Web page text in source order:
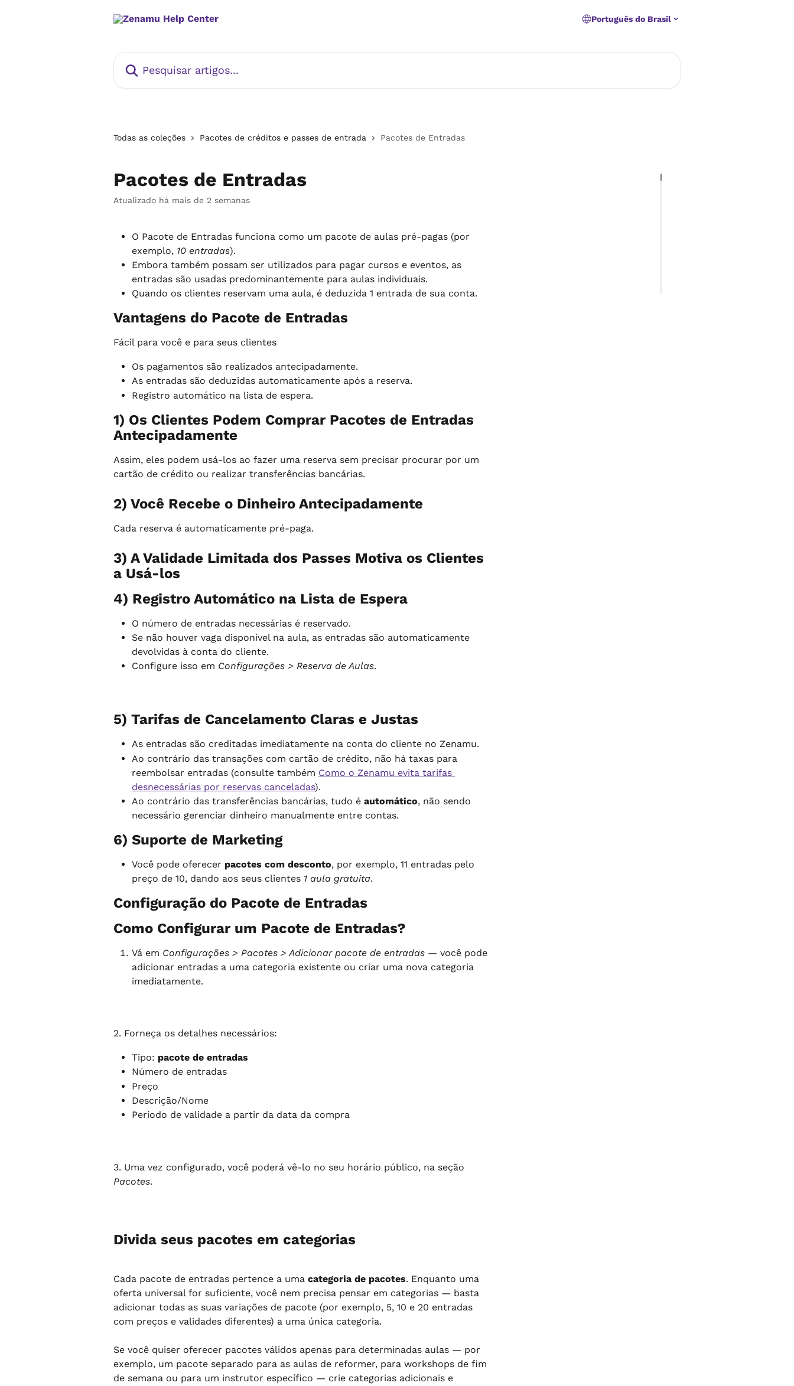
Português do Brasil
Todas as coleções Pacotes de créditos e passes de entrada Pacotes de Entradas
Pacotes de Entradas
Atualizado há mais de 2 semanas
O Pacote de Entradas funciona como um pacote de aulas pré-pagas (por
exemplo, 10 entradas).
Embora também possam ser utilizados para pagar cursos e eventos, as
entradas são usadas predominantemente para aulas individuais.
Quando os clientes reservam uma aula, é deduzida 1 entrada de sua conta.
Vantagens do Pacote de Entradas
Fácil para você e para seus clientes
Os pagamentos são realizados antecipadamente.
As entradas são deduzidas automaticamente após a reserva.
Registro automático na lista de espera.
1) Os Clientes Podem Comprar Pacotes de Entradas
Antecipadamente
Assim, eles podem usá-los ao fazer uma reserva sem precisar procurar por um
cartão de crédito ou realizar transferências bancárias.
2) Você Recebe o Dinheiro Antecipadamente
Cada reserva é automaticamente pré-paga.
3) A Validade Limitada dos Passes Motiva os Clientes
a Usá-los
4) Registro Automático na Lista de Espera
O número de entradas necessárias é reservado.
Se não houver vaga disponível na aula, as entradas são automaticamente
devolvidas à conta do cliente.
Configure isso em Configurações > Reserva de Aulas.
5) Tarifas de Cancelamento Claras e Justas
As entradas são creditadas imediatamente na conta do cliente no Zenamu.
Ao contrário das transações com cartão de crédito, não há taxas para
reembolsar entradas (consulte também Como o Zenamu evita tarifas
desnecessárias por reservas canceladas).
Ao contrário das transferências bancárias, tudo é automático, não sendo
necessário gerenciar dinheiro manualmente entre contas.
6) Suporte de Marketing
Você pode oferecer pacotes com desconto, por exemplo, 11 entradas pelo
preço de 10, dando aos seus clientes 1 aula gratuita.
Configuração do Pacote de Entradas
Como Configurar um Pacote de Entradas?
Vá em Configurações > Pacotes > Adicionar pacote de entradas — você pode
adicionar entradas a uma categoria existente ou criar uma nova categoria
imediatamente.
2. Forneça os detalhes necessários:
Tipo: pacote de entradas
Número de entradas
Preço
Descrição/Nome
Período de validade a partir da data da compra
3. Uma vez configurado, você poderá vê-lo no seu horário público, na seção
Pacotes.
Divida seus pacotes em categorias
Cada pacote de entradas pertence a uma categoria de pacotes. Enquanto uma
oferta universal for suficiente, você nem precisa pensar em categorias — basta
adicionar todas as suas variações de pacote (por exemplo, 5, 10 e 20 entradas
com preços e validades diferentes) a uma única categoria.
Se você quiser oferecer pacotes válidos apenas para determinadas aulas — por
exemplo, um pacote separado para as aulas de reformer, para workshops de fim
de semana ou para um instrutor específico — crie categorias adicionais e